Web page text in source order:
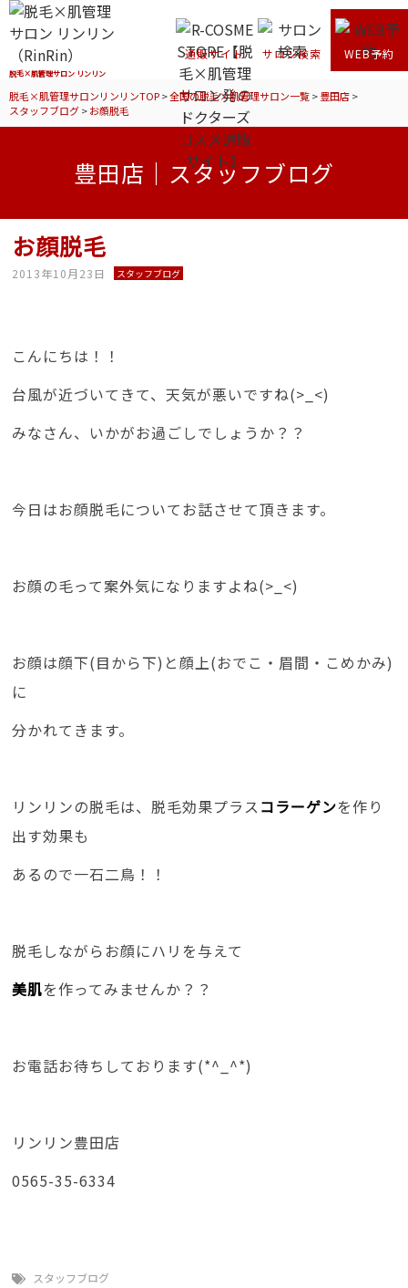
脱毛×肌管理サロン リンリン
通販サイト サロン検索 WEB予約
脱毛×肌管理サロンリンリンTOP>全国の脱毛×肌管理サロン一覧>豊田店>
スタッフブログ>お顔脱毛
豊田店｜スタッフブログ
お顔脱毛
2013年10月23日 スタッフブログ
こんにちは！！
台風が近づいてきて、天気が悪いですね(>_<)
みなさん、いかがお過ごしでしょうか？？
今日はお顔脱毛についてお話させて頂きます。
お顔の毛って案外気になりますよね(>_<)
お顔は顔下(目から下)と顔上(おでこ・眉間・こめかみ)
に
分かれてきます。
リンリンの脱毛は、脱毛効果プラスコラーゲンを作り
出す効果も
あるので一石二鳥！！
脱毛しながらお顔にハリを与えて
美肌を作ってみませんか？？
お電話お待ちしております(*^_^*)
リンリン豊田店
0565-35-6334
スタッフブログ